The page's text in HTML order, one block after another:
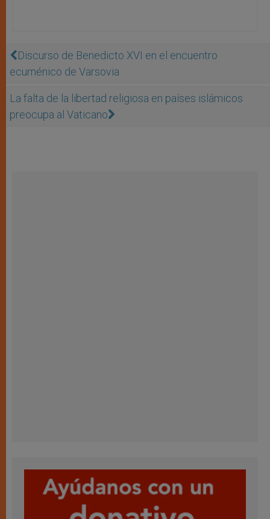
Discurso de Benedicto XVI en el encuentro
ecuménico de Varsovia
La falta de la libertad religiosa en países islámicos
preocupa al Vaticano